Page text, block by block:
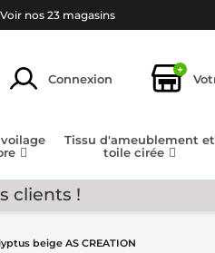
Voir nos 23 magasins
Connexion
+
Tissu d'ameublement et
toile cirée
clients !
beige AS CREATION